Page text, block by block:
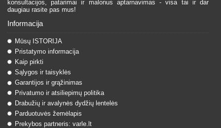
konsultacijos, patarimai ir malonus aptarnavimas - visa tai ir dar
daugiau rasite pas mus!
Informacija
Mūsų ISTORIJA
Pristatymo informacija
Kaip pirkti
Sąlygos ir taisyklės
Garantijos ir grąžinimas
Privatumo ir atsiliepimų politika
Drabužių ir avalynės dydžių lentelės
Parduotuvės žemėlapis
Prekybos partneris: varle.lt